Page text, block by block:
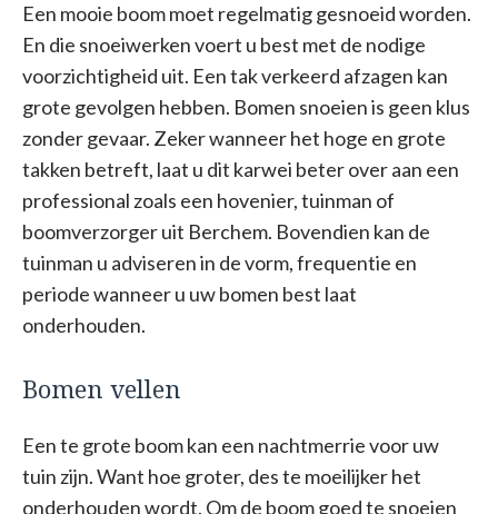
Een mooie boom moet regelmatig gesnoeid worden.
En die snoeiwerken voert u best met de nodige
voorzichtigheid uit. Een tak verkeerd afzagen kan
grote gevolgen hebben. Bomen snoeien is geen klus
zonder gevaar. Zeker wanneer het hoge en grote
takken betreft, laat u dit karwei beter over aan een
professional zoals een hovenier, tuinman of
boomverzorger uit Berchem. Bovendien kan de
tuinman u adviseren in de vorm, frequentie en
periode wanneer u uw bomen best laat
onderhouden.
Bomen vellen
Een te grote boom kan een nachtmerrie voor uw
tuin zijn. Want hoe groter, des te moeilijker het
onderhouden wordt. Om de boom goed te snoeien